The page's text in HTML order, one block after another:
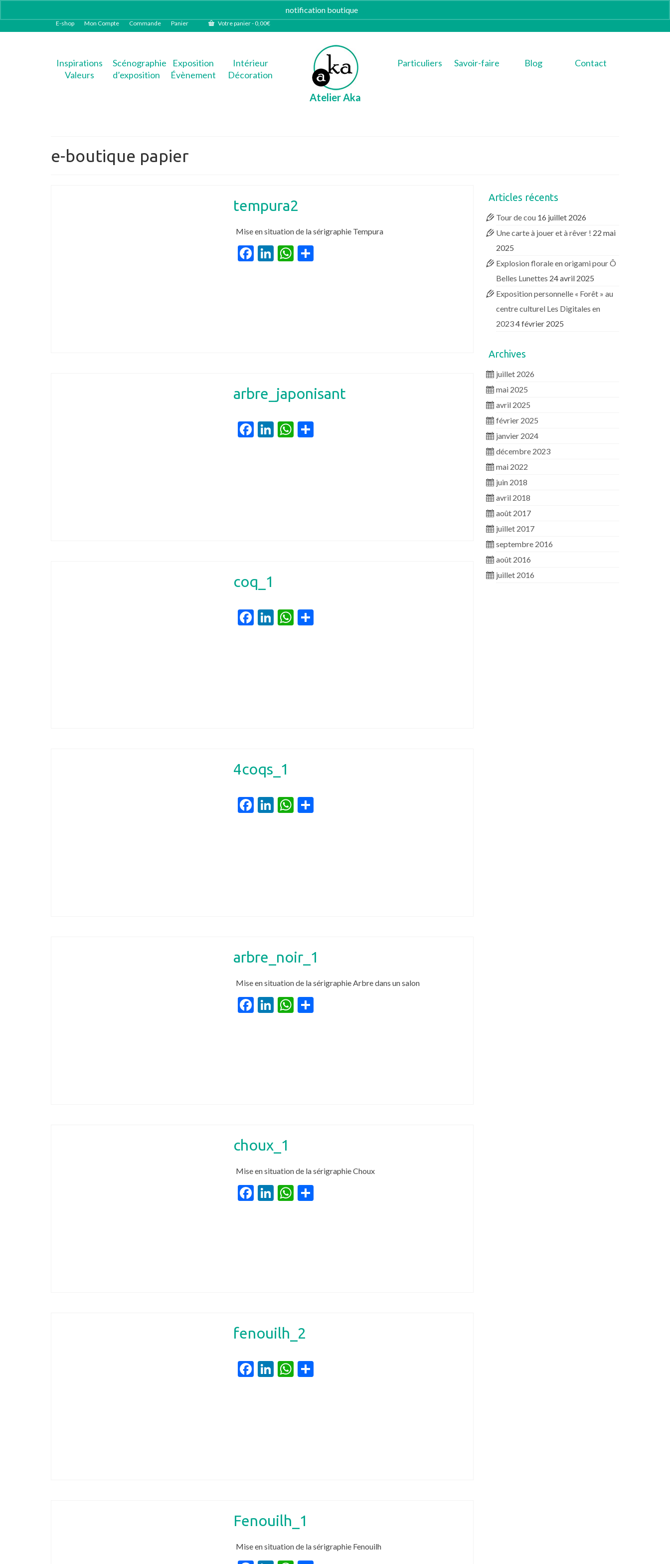
notification boutique
E-shop Mon Compte Commande Panier Votre panier-0,00€
Inspirations
Valeurs
Scénographie
d’exposition
Exposition
Évènement
Intérieur
Décoration
Atelier Aka
Particuliers Savoir-faire Blog Contact
e-boutique papier
tempura2
Mise en situation de la sérigraphie Tempura
Facebook
LinkedIn
WhatsApp
Partager
arbre_japonisant
Facebook
LinkedIn
WhatsApp
Partager
coq_1
Facebook
LinkedIn
WhatsApp
Partager
4coqs_1
Facebook
LinkedIn
WhatsApp
Partager
arbre_noir_1
Mise en situation de la sérigraphie Arbre dans un salon
Facebook
LinkedIn
WhatsApp
Partager
choux_1
Mise en situation de la sérigraphie Choux
Facebook
LinkedIn
WhatsApp
Partager
fenouilh_2
Facebook
LinkedIn
WhatsApp
Partager
Fenouilh_1
Mise en situation de la sérigraphie Fenouilh
Articles récents
Tour de cou 16 juillet 2026
Une carte à jouer et à rêver ! 22 mai
2025
Explosion florale en origami pour Ô
Belles Lunettes 24 avril 2025
Exposition personnelle « Forêt » au
centre culturel Les Digitales en
20234 février 2025
Archives
juillet 2026
mai 2025
avril 2025
février 2025
janvier 2024
décembre 2023
mai 2022
juin 2018
avril 2018
août 2017
juillet 2017
septembre 2016
août 2016
juillet 2016